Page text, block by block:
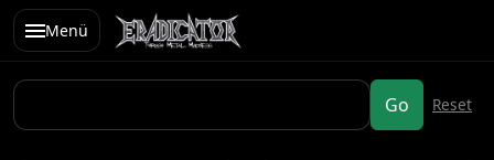
Menü